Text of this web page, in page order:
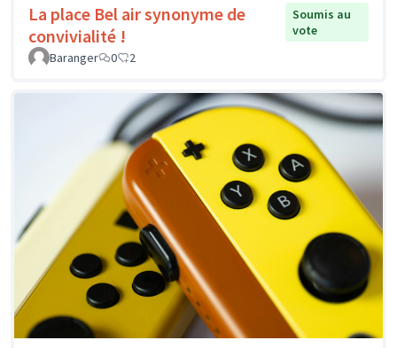
La place Bel air synonyme de
convivialité !
Soumis au
vote
Baranger
0 2